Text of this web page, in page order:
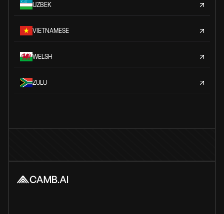
UZBEK
VIETNAMESE
WELSH
ZULU